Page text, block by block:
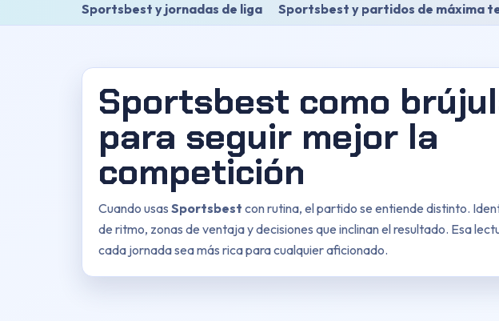
Sportsbest y jornadas de liga Sportsbest y partidos de máxima
Sportsbest como
para seguir mejor la
competición
Cuando usas Sportsbest con rutina, el partido se entiende distinto.
de ritmo, zonas de ventaja y decisiones que inclinan el resultado. Esa
cada jornada sea más rica para cualquier aficionado.